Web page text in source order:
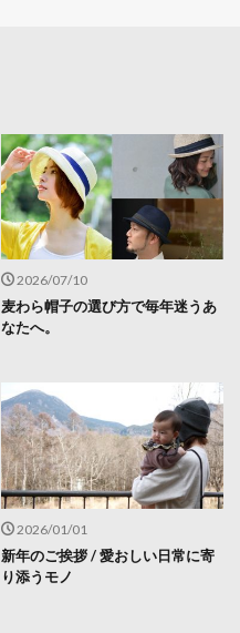
2026/07/10
麦わら帽子の選び方で毎年迷うあ
なたへ。
2026/01/01
新年のご挨拶 / 愛おしい日常に寄
り添うモノ